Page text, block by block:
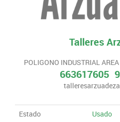
Talleres
POLIGONO INDUSTRIAL
663617605
Estado Usado